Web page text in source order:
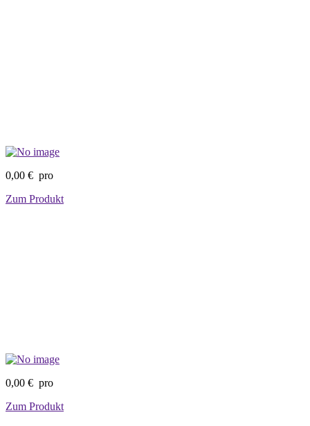
0,00 € pro
Zum Produkt
0,00 € pro
Zum Produkt